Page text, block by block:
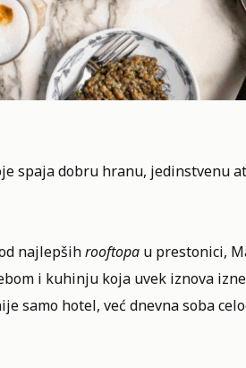
spaja dobru hranu, jedinstvenu
najlepšihrooftopa u prestonici,
i kuhinju koja uvek iznova
samo hotel, već dnevna soba